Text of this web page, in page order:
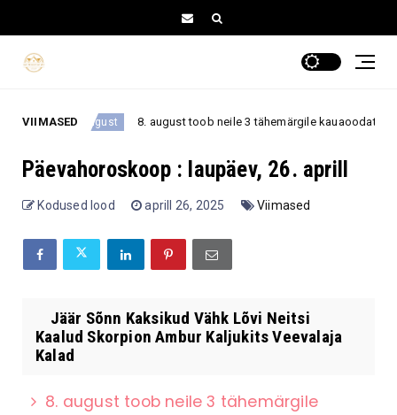
VIIMASED
8. august 8. august toob neile 3 tähemärgile kauaoodatud pöörde
Päevahoroskoop : laupäev, 26. aprill
Kodused lood aprill 26, 2025 Viimased
Jäär Sõnn Kaksikud Vähk Lõvi Neitsi
Kaalud Skorpion Ambur Kaljukits Veevalaja
Kalad
8. august toob neile 3 tähemärgile